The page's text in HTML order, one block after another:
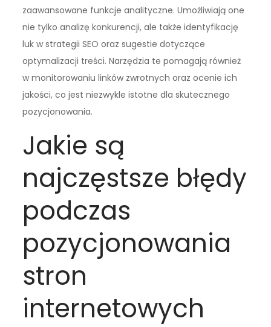
zaawansowane funkcje analityczne. Umożliwiają one
nie tylko analizę konkurencji, ale także identyfikację
luk w strategii SEO oraz sugestie dotyczące
optymalizacji treści. Narzędzia te pomagają również
w monitorowaniu linków zwrotnych oraz ocenie ich
jakości, co jest niezwykle istotne dla skutecznego
pozycjonowania.
Jakie są
najczęstsze błędy
podczas
pozycjonowania
stron
internetowych